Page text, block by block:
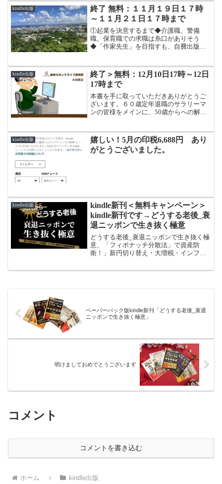
を、どうすればいいのか」、退職金、税
金、投資、年金、保険、健康、全く未知
の世界で一人ぼっち、それらを、筆者の
体験をもとに、時時系列で整理した「あ
んちょこ」です。コンテンツは、大きく
わけて、、大きくわけて、「定年前にや
ってきた８つのこと」「定年後にやった
か？」
kindle出版
終了 無料：１１月１９日１７時
～１１月２１日１７時まで
①起業を決意するまで◆介護職、警備
職、保育職での求職は糸口がありそう
◆「作家先生」を目指すも、自費出版だ
◆kindle 作家の印税を第一の収入源とし
て、信用を積み重ね、セミナー、コンサ
ルアドバイザーとして起業②起業のため
の１３のこと１．屋号を決め、開業届と
青色申告申請書で、青色申告や小規模企
業共済など２．屋号名義で銀行口座を開
名刺の作成６．ホームページの作成７．
駅前にワーキングスペースを借りる８．
郵便局へ屋号の登録９．商工会に加入
るための11のこと◆ kindle 出版までの４
つのポイント◆ 販売促進活動は、自分の
ＳＮＳ発信と外部広告◆ 成果確認は、売
れ筋ランキングと、ロイヤリティで確認
④あとがき
kindle出版
終了＞無料：12月10日17時～12日
17時まで
本書を手に取っていただきありがとうご
ざいます。６０歳定年退職のサラリーマ
ンの皆様をメインに、50歳からへの解説
を、どうすればいいのか」、退職金、税
金、投資、年金、保険、健康、全く未知
の世界で一人ぼっち、それらを、筆者の
か？」
kindle出版
嬉しい！5月の印税6,688円 あり
がとうございました。
kindle出版
kindle新刊＜無料キャンペーン＞
kindle新刊です→どうする老後_衰
退ニッポンで生き抜く極意
どうする老後_衰退ニッポンで生き抜く極
意、「フィボナッチ分散法」で資産防
衛！」新円切り替え・大増税・インフレ
うな皆様へ真面目に働いているサラリー
か？」、筆者（元ホンダ/フィナンシャル
プランナー技能士）の経験と予測をもと
ペーパーバック版kindle新刊「どうする老後_衰退
ニッポンで生き抜く極意」
明けましておめでとうございます
コメント
コメントを書き込む
ホーム kindle出版